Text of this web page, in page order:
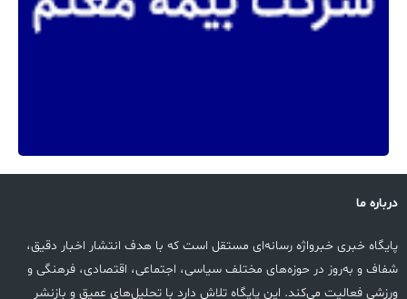
درباره ما
پایگاه خبری خبرواژه رسانه‌ای مستقل است که با هدف انتشار اخبار دقیق،
شفاف و به‌روز در حوزه‌های مختلف سیاسی، اجتماعی، اقتصادی، فرهنگی و
ورزشی فعالیت می‌کند. این پایگاه تلاش دارد با تحلیل‌های عمیق و بازنشر